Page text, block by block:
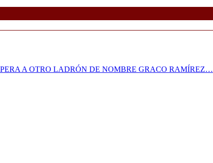
A OTRO LADRÓN DE NOMBRE GRACO RAMÍREZ…